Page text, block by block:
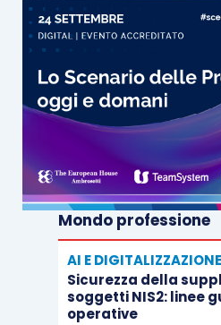
Mondo professione
AI E DIGITALIZZAZIONE
Sicurezza della
soggetti NIS2: linee
operative